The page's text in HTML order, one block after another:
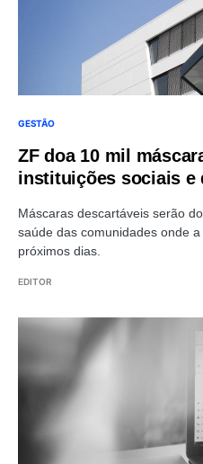
GESTÃO
ZF doa 10 mil
instituições sociais e
Máscaras descartáveis serão
saúde das comunidades onde
próximos dias.
EDITOR